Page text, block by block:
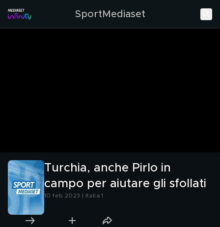
SportMediaset
Turchia, anche Pirlo in
campo per aiutare gli sfollati
10 feb 2023 | Italia 1